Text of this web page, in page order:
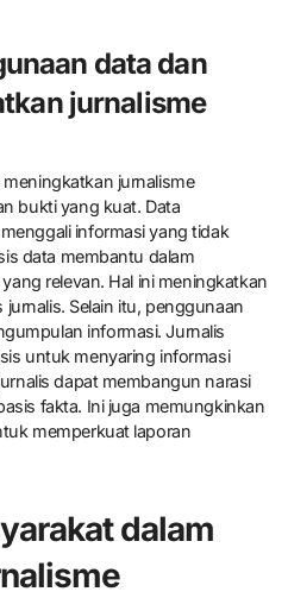
data dan
jurnalisme
jurnalisme
bukti yang kuat. Data
informasi yang tidak
data membantu dalam
relevan. Hal ini meningkatkan
Selain itu, penggunaan
informasi. Jurnalis
untuk menyaring informasi
dapat membangun narasi
fakta. Ini juga memungkinkan
memperkuat laporan
dalam